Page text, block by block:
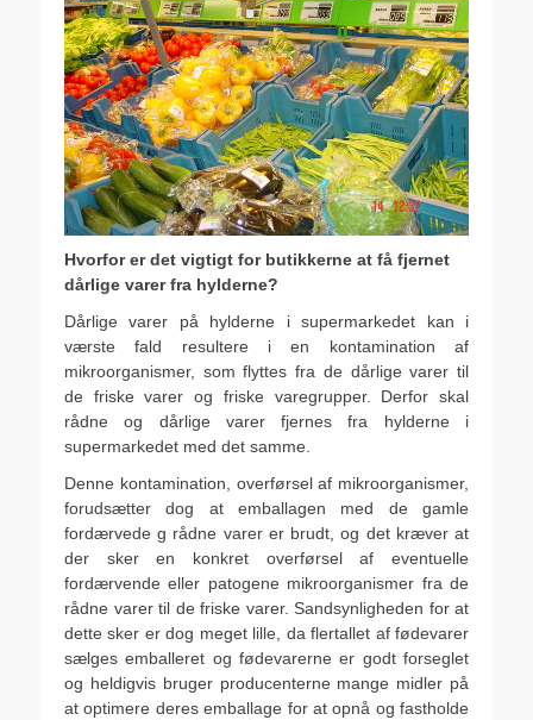
Hvorfor er det vigtigt for butikkerne at få fjernet
dårlige varer fra hylderne?
Dårlige varer på hylderne i supermarkedet kan i
værste fald resultere i en kontamination af
mikroorganismer, som flyttes fra de dårlige varer til
de friske varer og friske varegrupper. Derfor skal
rådne og dårlige varer fjernes fra hylderne i
supermarkedet med det samme.
Denne kontamination, overførsel af mikroorganismer,
forudsætter dog at emballagen med de gamle
fordærvede g rådne varer er brudt, og det kræver at
der sker en konkret overførsel af eventuelle
fordærvende eller patogene mikroorganismer fra de
rådne varer til de friske varer. Sandsynligheden for at
dette sker er dog meget lille, da flertallet af fødevarer
sælges emballeret og fødevarerne er godt forseglet
og heldigvis bruger producenterne mange midler på
at optimere deres emballage for at opnå og fastholde